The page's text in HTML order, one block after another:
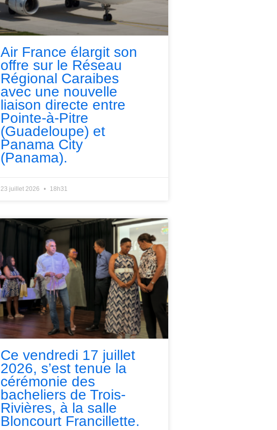
Air France élargit son
offre sur le Réseau
Régional Caraibes
avec une nouvelle
liaison directe entre
Pointe-à-Pitre
(Guadeloupe) et
Panama City
(Panama).
23 juillet 2026 18h31
Ce vendredi 17 juillet
2026, s’est tenue la
cérémonie des
bacheliers de Trois-
Rivières, à la salle
Bloncourt Francillette.